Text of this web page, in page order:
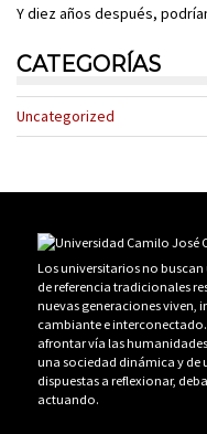
Y diez años después,
CATEGORÍAS
Uncategorized
Los universitarios no
de referencia tradicionales
nuevas generaciones viven,
cambiante e
afrontar vía las
una sociedad dinámica y de
dispuestas a reflexionar,
actuando.